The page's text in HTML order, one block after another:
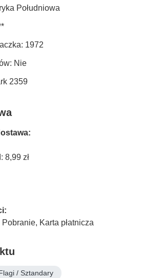
Południowa
1972
Nie
2359
8,99 zł
Karta płatnicza
/ Sztandary